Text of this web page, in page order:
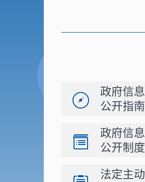
政府信息
公开指南
政府信息
公开制度
法定主动